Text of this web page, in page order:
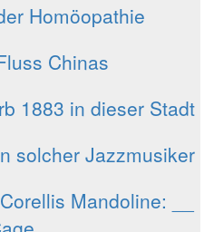
Homöopathie
Chinas
1883 in dieser Stadt
solcher Jazzmusiker
Mandoline: __